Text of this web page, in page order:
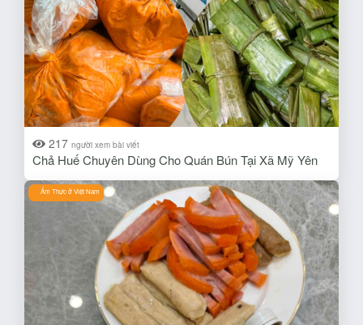
217 người xem bài viết
Chả Huế Chuyên Dùng Cho Quán Bún Tại Xã Mỹ Yên
Ẩm Thực ở Việt Nam